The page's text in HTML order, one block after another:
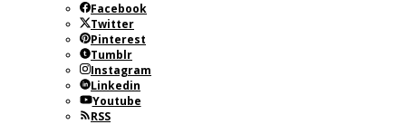
Facebook
Twitter
Pinterest
Tumblr
Instagram
Linkedin
Youtube
RSS